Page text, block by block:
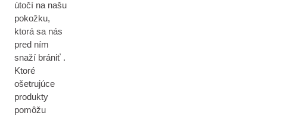
útočí na našu
pokožku,
ktorá sa nás
pred ním
snaží brániť .
Ktoré
ošetrujúce
produkty
pomôžu